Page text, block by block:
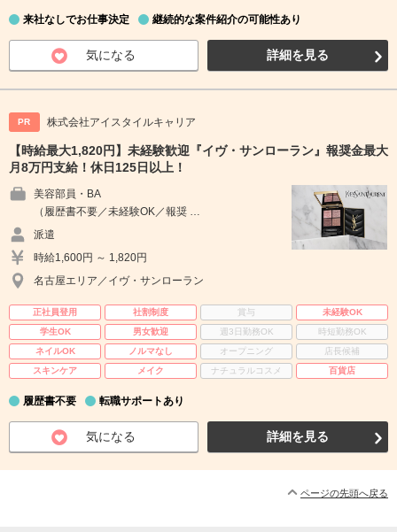
来社なしでお仕事決定 継続的な案件紹介の可能性あり
気になる 詳細を見る
PR 株式会社アイスタイルキャリア
【時給最大1,820円】未経験歓迎『イヴ・サンローラン』報奨金最大
月8万円支給！休日125日以上！
美容部員・BA
（履歴書不要／未経験OK／報奨 …
派遣
時給1,600円 ～ 1,820円
名古屋エリア／イヴ・サンローラン
正社員登用 社割制度 賞与
未経験OK
学生OK
男女歓迎 週3日勤務OK
時短勤務OK
ネイルOK
ノルマなし オープニング
店長候補
スキンケア
メイク ナチュラルコスメ 百貨店
履歴書不要 転職サポートあり
気になる 詳細を見る
ページの先頭へ戻る